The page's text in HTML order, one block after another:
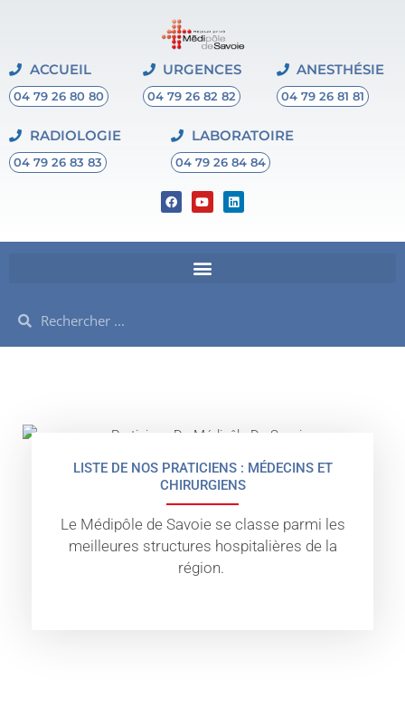
ACCUEIL
04 79 26 80 80
URGENCES
04 79 26 82 82
ANESTHÉSIE
04 79 26 81 81
RADIOLOGIE
04 79 26 83 83
LABORATOIRE
04 79 26 84 84
F
a
b
Y
o
u
e
L
i
e
Rechercher
LISTE DE NOS PRATICIENS : MÉDECINS ET
CHIRURGIENS
Le Médipôle de Savoie se classe parmi les
meilleures structures hospitalières de la
région.